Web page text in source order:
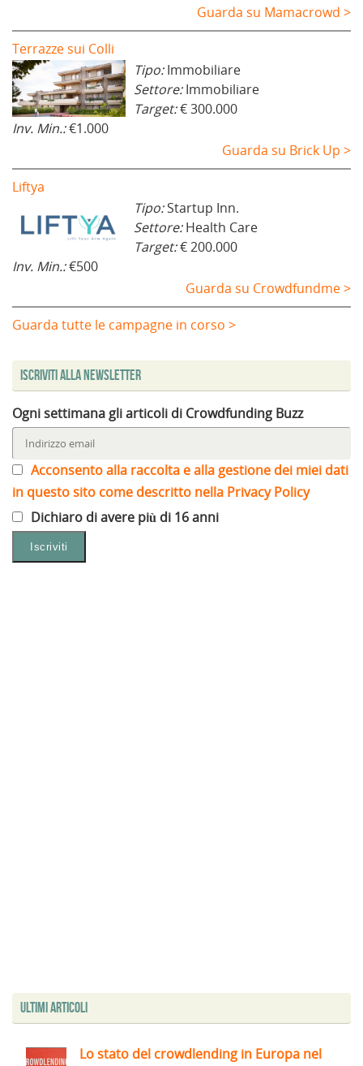
Guarda su Mamacrowd >
Terrazze sui Colli
Tipo:Immobiliare
Settore:Immobiliare
Target:€ 300.000
Inv. Min.:€1.000
Guarda su Brick Up >
Liftya
Tipo:Startup Inn.
Settore:Health Care
Target:€ 200.000
Inv. Min.:€500
Guarda su Crowdfundme >
Guarda tutte le campagne in corso >
Iscriviti alla Newsletter
Ogni settimana gli articoli di Crowdfunding Buzz
Acconsento alla raccolta e alla gestione dei miei dati
in questo sito come descritto nella Privacy Policy
Dichiaro di avere più di 16 anni
Ultimi articoli
Lo stato del crowdlending in Europa nel